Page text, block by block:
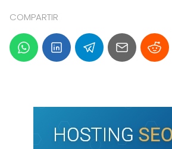
COMPARTIR